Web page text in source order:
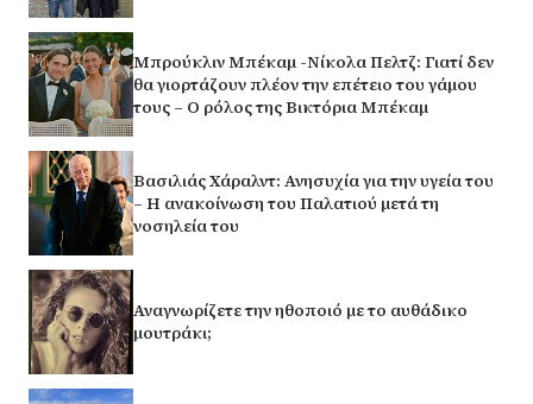
Μπρούκλιν Μπέκαμ -Νίκολα Πελτζ: Γιατί δεν
θα γιορτάζουν πλέον την επέτειο του γάμου
τους – Ο ρόλος της Βικτόρια Μπέκαμ
Βασιλιάς Χάραλντ: Ανησυχία για την υγεία του
– Η ανακοίνωση του Παλατιού μετά τη
νοσηλεία του
Αναγνωρίζετε την ηθοποιό με το αυθάδικο
μουτράκι;